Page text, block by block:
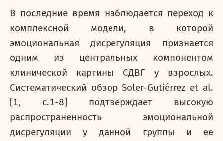
В последние время наблюдается переход к
комплексной модели, в которой
эмоциональная дисрегуляция признается
одним из центральных компонентом
клинической картины СДВГ у взрослых.
Систематический обзор Soler-Gutiérrez et al.
[1, c.1-8] подтверждает высокую
распространенность эмоциональной
дисрегуляции у данной группы и ее